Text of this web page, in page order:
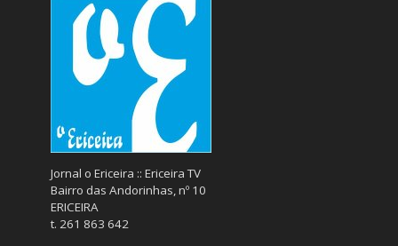
Jornal o Ericeira :: Ericeira TV
Bairro das Andorinhas, nº 10
ERICEIRA
t. 261 863 642